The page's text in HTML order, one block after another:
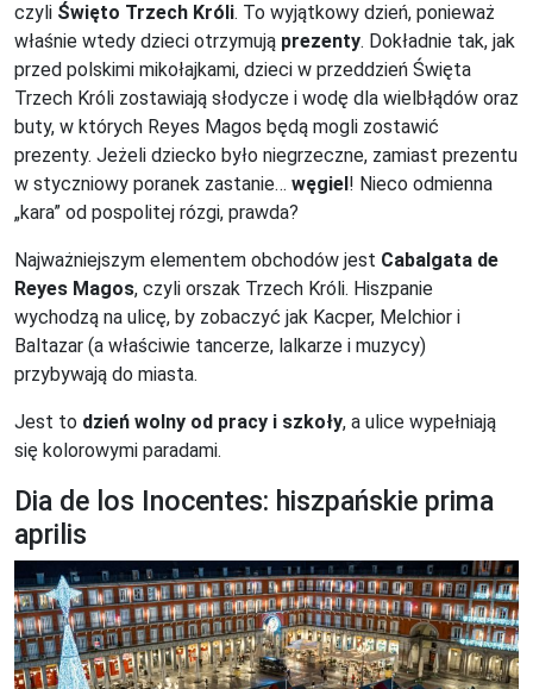
czyli Święto Trzech Króli. To wyjątkowy dzień, ponieważ
właśnie wtedy dzieci otrzymują prezenty. Dokładnie tak, jak
przed polskimi mikołajkami, dzieci w przeddzień Święta
Trzech Króli zostawiają słodycze i wodę dla wielbłądów oraz
buty, w których Reyes Magos będą mogli zostawić
prezenty. Jeżeli dziecko było niegrzeczne, zamiast prezentu
w styczniowy poranek zastanie… węgiel! Nieco odmienna
„kara” od pospolitej rózgi, prawda?
Najważniejszym elementem obchodów jest Cabalgata de
Reyes Magos, czyli orszak Trzech Króli. Hiszpanie
wychodzą na ulicę, by zobaczyć jak Kacper, Melchior i
Baltazar (a właściwie tancerze, lalkarze i muzycy)
przybywają do miasta.
Jest to dzień wolny od pracy i szkoły, a ulice wypełniają
się kolorowymi paradami.
Dia de los Inocentes: hiszpańskie prima
aprilis